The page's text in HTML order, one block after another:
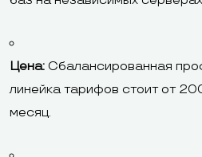
Цена: Сбалансированная
линейка тарифов стоит от
месяц.